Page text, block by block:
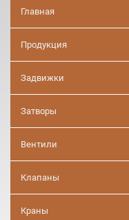
Главная
Продукция
Задвижки
Затворы
Вентили
Клапаны
Краны